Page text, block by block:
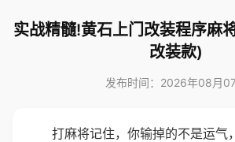
实战精髓!黄石上门改装程序麻
改装款)
发布时间：2026年08月
打麻将记住，你输掉的不是运气